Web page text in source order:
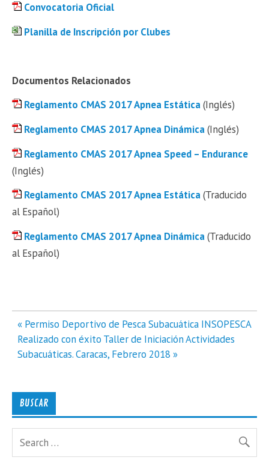
Convocatoria Oficial
Planilla de Inscripción por Clubes
Documentos Relacionados
Reglamento CMAS 2017 Apnea Estática(Inglés)
Reglamento CMAS 2017 Apnea Dinámica(Inglés)
Reglamento CMAS 2017 Apnea Speed – Endurance
(Inglés)
Reglamento CMAS 2017 Apnea Estática(Traducido
al Español)
Reglamento CMAS 2017 Apnea Dinámica(Traducido
al Español)
Navegación
de
entradas
« Permiso Deportivo de Pesca Subacuática INSOPESCA
Realizado con éxito Taller de Iniciación Actividades
Subacuáticas. Caracas, Febrero 2018 »
BUSCAR